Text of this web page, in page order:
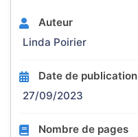
Auteur
Linda Poirier
Date de publication
27/09/2023
Nombre de pages